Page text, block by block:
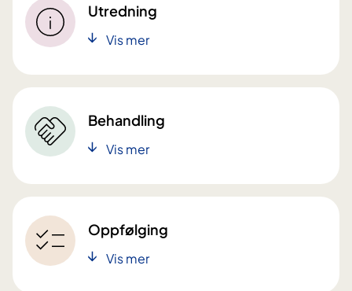
Utredning
Vis mer
Behandling
Vis mer
Oppfølging
Vis mer